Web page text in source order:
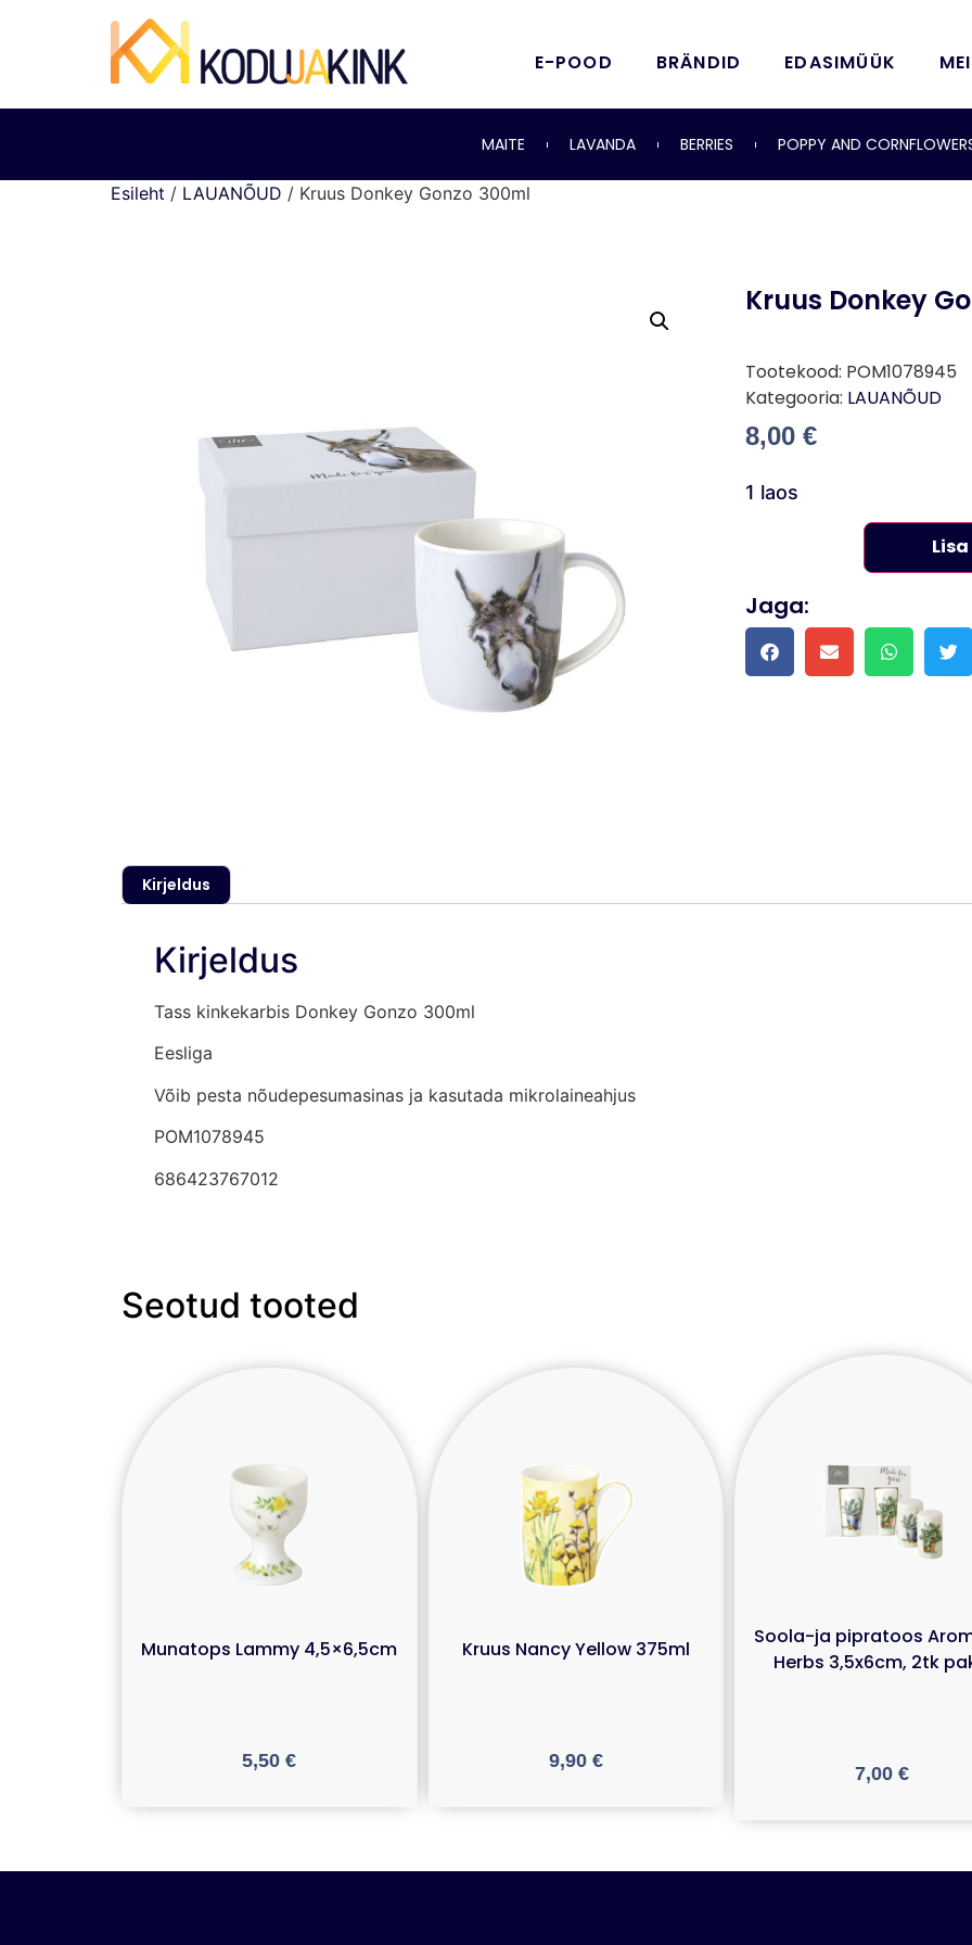
E-POOD BRÄNDID EDASIMÜÜK
MAITE LAVANDA BERRIES POPPY AND
Esileht / LAUANÕUD / Kruus Donkey Gonzo 300ml
Kruus Donkey
Tootekood: POM1078945
Kategooria: LAUANÕUD
8,00 €
1 laos
Jaga:
Kirjeldus
Kirjeldus
Tass kinkekarbis Donkey Gonzo 300ml
Eesliga
Võib pesta nõudepesumasinas ja kasutada mikrolaineahjus
POM1078945
686423767012
Seotud tooted
Munatops Lammy 4,5×6,5cm
5,50€
Kruus Nancy Yellow 375ml
9,90 €
Soola-ja pipratoos
Herbs 3,5x6cm, 2tk
7,00€